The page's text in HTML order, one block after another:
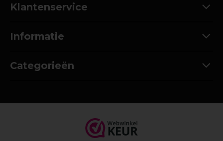
Klantenservice
Informatie
Categorieën